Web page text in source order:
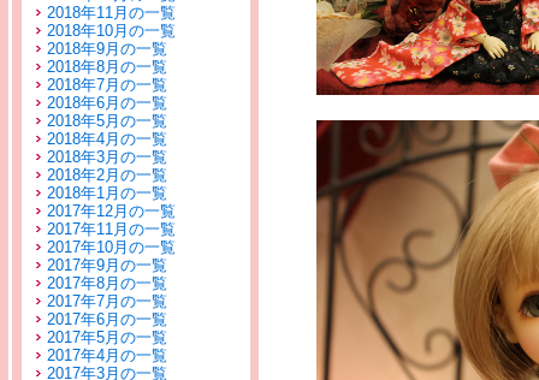
2018年11月の一覧
2018年10月の一覧
2018年9月の一覧
2018年8月の一覧
2018年7月の一覧
2018年6月の一覧
2018年5月の一覧
2018年4月の一覧
2018年3月の一覧
2018年2月の一覧
2018年1月の一覧
2017年12月の一覧
2017年11月の一覧
2017年10月の一覧
2017年9月の一覧
2017年8月の一覧
2017年7月の一覧
2017年6月の一覧
2017年5月の一覧
2017年4月の一覧
2017年3月の一覧